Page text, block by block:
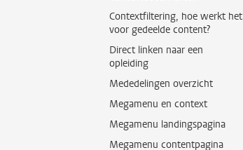
Contextfiltering, hoe werkt het
voor gedeelde content?
Direct linken naar een
opleiding
Mededelingen overzicht
Megamenu en context
Megamenu landingspagina
Megamenu contentpagina